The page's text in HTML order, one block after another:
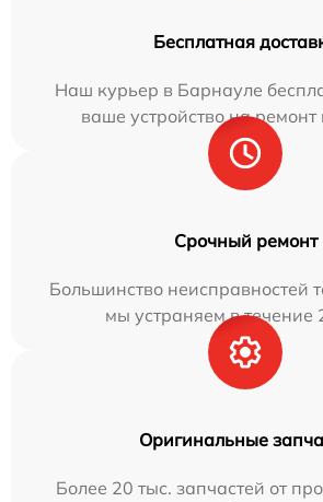
Бесплатная
Наш курьер в Барнауле
ваше устройство на ремонт
Срочный ремонт
Большинство неисправностей
мы устраняем в течение
Оригинальные
Более 20 тыс. запчастей от